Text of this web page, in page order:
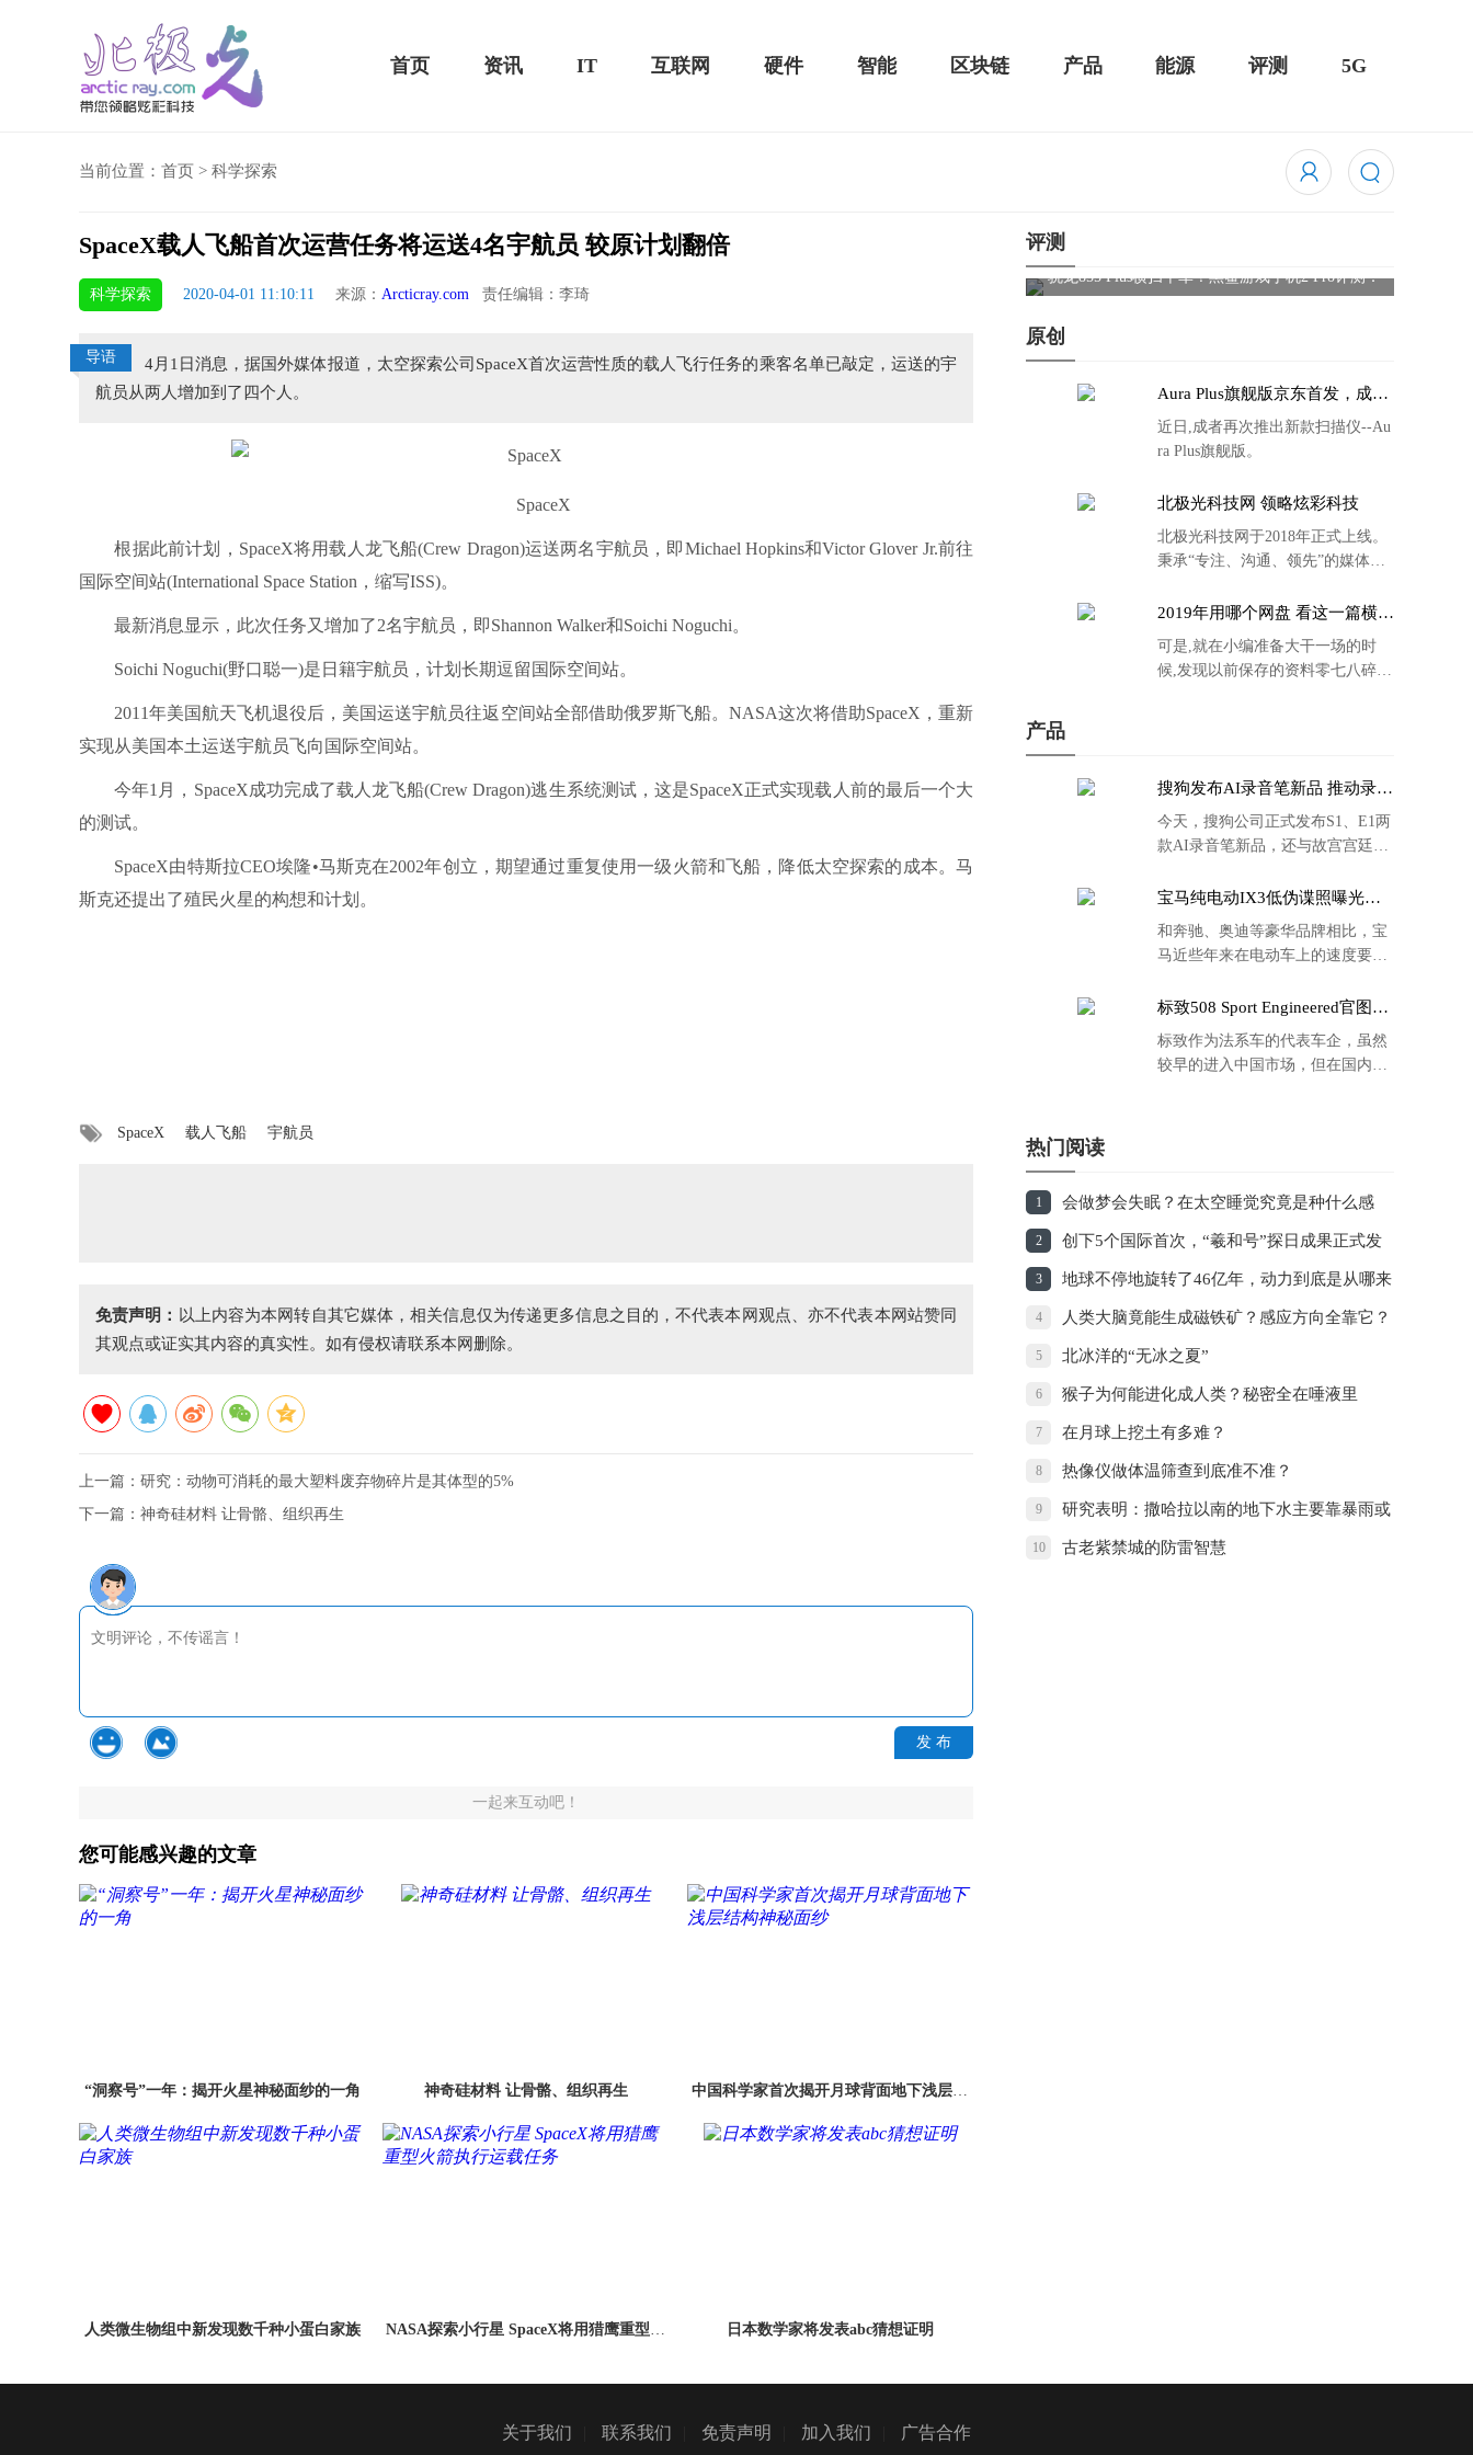
首页 资讯 IT 互联网 硬件 智能 区块链 产品 能源 评测 5G
当前位置： 首页 > 科学探索
SpaceX载人飞船首次运营任务将运送4名宇航员 较原计划翻倍
科学探索 2020-04-01 11:10:11 来源： Arcticray.com 责任编辑：李琦
导语
4月1日消息，据国外媒体报道，太空探索公司SpaceX首次运营性质的载人飞行任务的乘客名单已敲定，运送的宇
航员从两人增加到了四个人。
SpaceX
根据此前计划，SpaceX将用载人龙飞船(Crew Dragon)运送两名宇航员，即Michael Hopkins和Victor Glover Jr.前往
国际空间站(International Space Station，缩写ISS)。
最新消息显示，此次任务又增加了2名宇航员，即Shannon Walker和Soichi Noguchi。
Soichi Noguchi(野口聪一)是日籍宇航员，计划长期逗留国际空间站。
2011年美国航天飞机退役后，美国运送宇航员往返空间站全部借助俄罗斯飞船。NASA这次将借助SpaceX，重新
实现从美国本土运送宇航员飞向国际空间站。
今年1月，SpaceX成功完成了载人龙飞船(Crew Dragon)逃生系统测试，这是SpaceX正式实现载人前的最后一个大
的测试。
SpaceX由特斯拉CEO埃隆•马斯克在2002年创立，期望通过重复使用一级火箭和飞船，降低太空探索的成本。马
斯克还提出了殖民火星的构想和计划。
SpaceX 载人飞船 宇航员
免责声明： 以上内容为本网转自其它媒体，相关信息仅为传递更多信息之目的，不代表本网观点、亦不代表本网站赞同
其观点或证实其内容的真实性。如有侵权请联系本网删除。
上一篇： 研究：动物可消耗的最大塑料废弃物碎片是其体型的5%
下一篇： 神奇硅材料 让骨骼、组织再生
发 布
一起来互动吧！
您可能感兴趣的文章
“洞察号”一年：揭开火星神秘面纱的一角 神奇硅材料 让骨骼、组织再生
中国科学家首次揭开月球背面地下浅层结
人类微生物组中新发现数千种小蛋白家族
NASA探索小行星 SpaceX将用猎鹰重型火
日本数学家将发表abc猜想证明
评测
横扫千军！黑鲨游戏手机2 Pro评测： 骁龙855 Plus横扫千军！黑鲨游戏手机2 Pro评测：
原创
Aura Plus旗舰版京东首发，成者
近日,成者再次推出新款扫描仪--Au
ra Plus旗舰版。
北极光科技网 领略炫彩科技
北极光科技网于2018年正式上线。
秉承“专注、沟通、领先”的媒体理
2019年用哪个网盘 看这一篇横评
可是,就在小编准备大干一场的时
候,发现以前保存的资料零七八碎,
产品
搜狗发布AI录音笔新品 推动录音
今天，搜狗公司正式发布S1、E1两
款AI录音笔新品，还与故宫宫廷文
的故宫宫廷联名款。
宝马纯电动IX3低伪谍照曝光：
和奔驰、奥迪等豪华品牌相比，宝
马近些年来在电动车上的速度要慢
标致508 Sport Engineered官图发
标致作为法系车的代表车企，虽然
较早的进入中国市场，但在国内的
热门阅读
1 会做梦会失眠？在太空睡觉究竟是种什么感
觉？
2 创下5个国际首次，“羲和号”探日成果正式发
布
3 地球不停地旋转了46亿年，动力到底是从哪来
的？
4 人类大脑竟能生成磁铁矿？感应方向全靠它？
5 北冰洋的“无冰之夏”
6 猴子为何能进化成人类？秘密全在唾液里
7 在月球上挖土有多难？
8 热像仪做体温筛查到底准不准？
9 研究表明：撒哈拉以南的地下水主要靠暴雨或
洪水补充
10 古老紫禁城的防雷智慧
关于我们 联系我们 免责声明 加入我们 广告合作